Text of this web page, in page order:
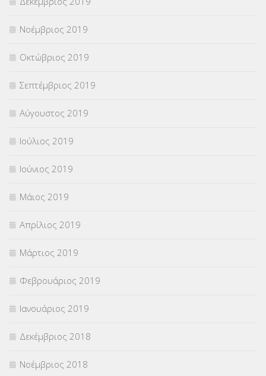
Νοέμβριος 2019
Οκτώβριος 2019
Σεπτέμβριος 2019
Αύγουστος 2019
Ιούλιος 2019
Ιούνιος 2019
Μάιος 2019
Απρίλιος 2019
Μάρτιος 2019
Φεβρουάριος 2019
Ιανουάριος 2019
Δεκέμβριος 2018
Νοέμβριος 2018